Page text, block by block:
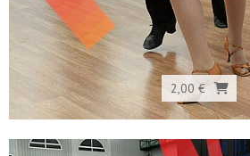
2,00 €